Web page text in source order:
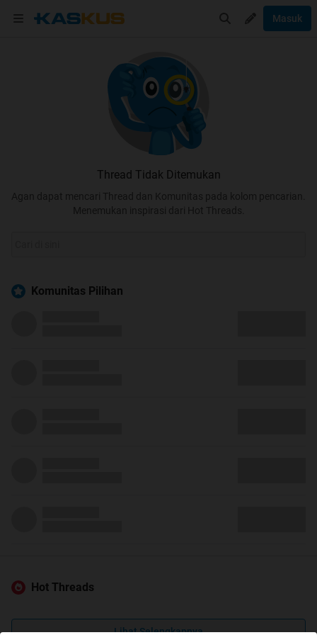
Masuk
Thread Tidak Ditemukan
Agan dapat mencari Thread dan Komunitas pada kolom pencarian.
Menemukan inspirasi dari Hot Threads.
Komunitas Pilihan
Hot Threads
Lihat Selengkapnya